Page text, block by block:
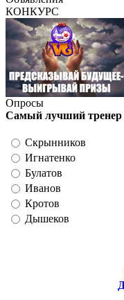
КОНКУРС
Опросы
Самый лучший тренер
Скрынников
Игнатенко
Булатов
Иванов
Кротов
Дышеков